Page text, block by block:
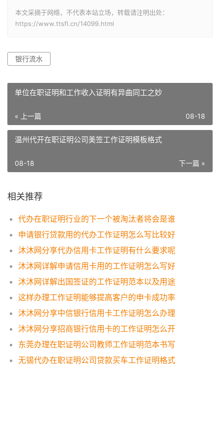
本文采摘于网络，不代表本站立场，转载请注明出处：
https://www.ttsfl.cn/14099.html
银行流水
单位在职证明和工作收入证明有异曲同工之妙
« 上一篇 08-18
温州代开在职证明公司美签工作证明模板格式
下一篇 »
08-18
相关推荐
代办在职证明行业的下一个被淘汰者将会是谁
申请银行贷款用的代办工作证明怎么写比较好
沐沐网分享代办信用卡工作证明有什么要求呢
沐沐网详解申请信用卡用的工作证明怎么写好
沐沐网详解出国签证的工作证明范本以及用途
这样办理工作证明能够提高客户的申卡成功率
沐沐网分享中信银行信用卡工作证明怎么办理
沐沐网分享招商银行信用卡的工作证明怎么开
东莞办理在职证明公司教师工作证明范本书写
无锡代办在职证明公司贷款买车工作证明格式